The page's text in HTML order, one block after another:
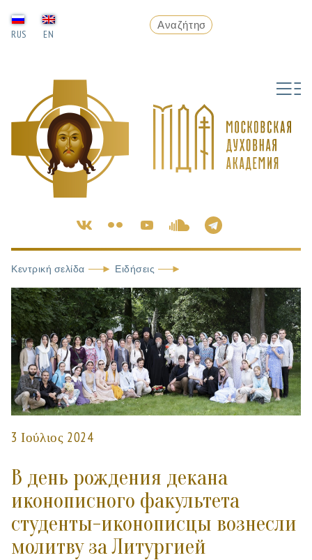
RUS EN
Κεντρική σελίδα Ειδήσεις
3 Ιούλιος 2024
В день рождения декана
иконописного факультета
студенты-иконописцы вознесли
молитву за Литургией